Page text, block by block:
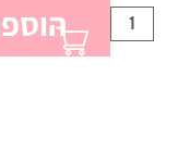
כמות